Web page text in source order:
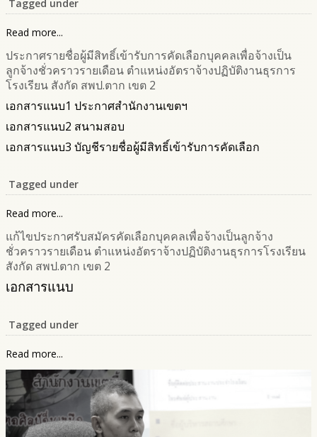
Tagged under
Read more...
ประกาศรายชื่อผู้มีสิทธิ์เข้ารับการคัดเลือกบุคคลเพื่อจ้างเป็น
ลูกจ้างชั่วคราวรายเดือน ตำแหน่งอัตราจ้างปฏิบัติงานธุรการ
โรงเรียน สังกัด สพป.ตาก เขต 2
เอกสารแนบ1 ประกาศสำนักงานเขตฯ
เอกสารแนบ2 สนามสอบ
เอกสารแนบ3 บัญชีรายชื่อผู้มีสิทธิ์เข้ารับการคัดเลือก
Tagged under
Read more...
แก้ไขประกาศรับสมัครคัดเลือกบุคคลเพื่อจ้างเป็นลูกจ้าง
ชั่วคราวรายเดือน ตำแหน่งอัตราจ้างปฏิบัติงานธุรการโรงเรียน
สังกัด สพป.ตาก เขต 2
เอกสารแนบ
Tagged under
Read more...